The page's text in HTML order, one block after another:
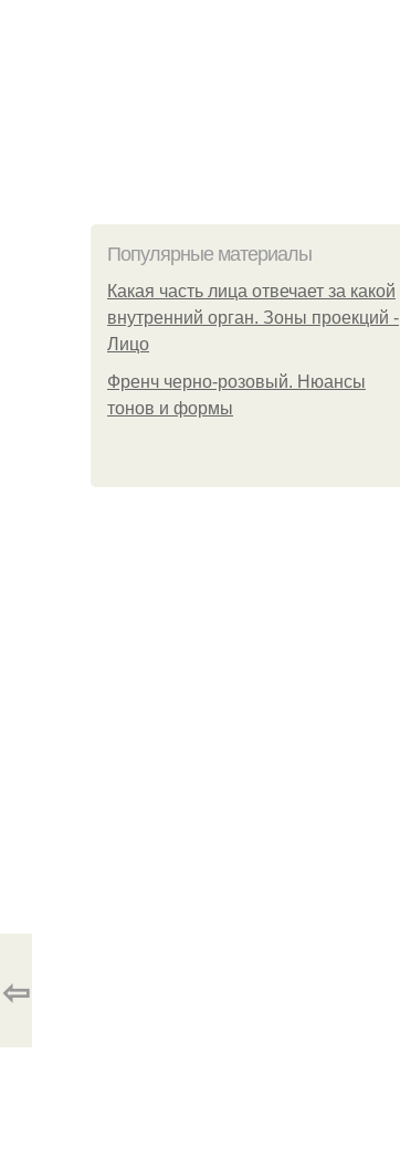
Популярные материалы
Какая часть лица отвечает за какой
внутренний орган. Зоны проекций -
Лицо
Френч черно-розовый. Нюансы
тонов и формы
⇦